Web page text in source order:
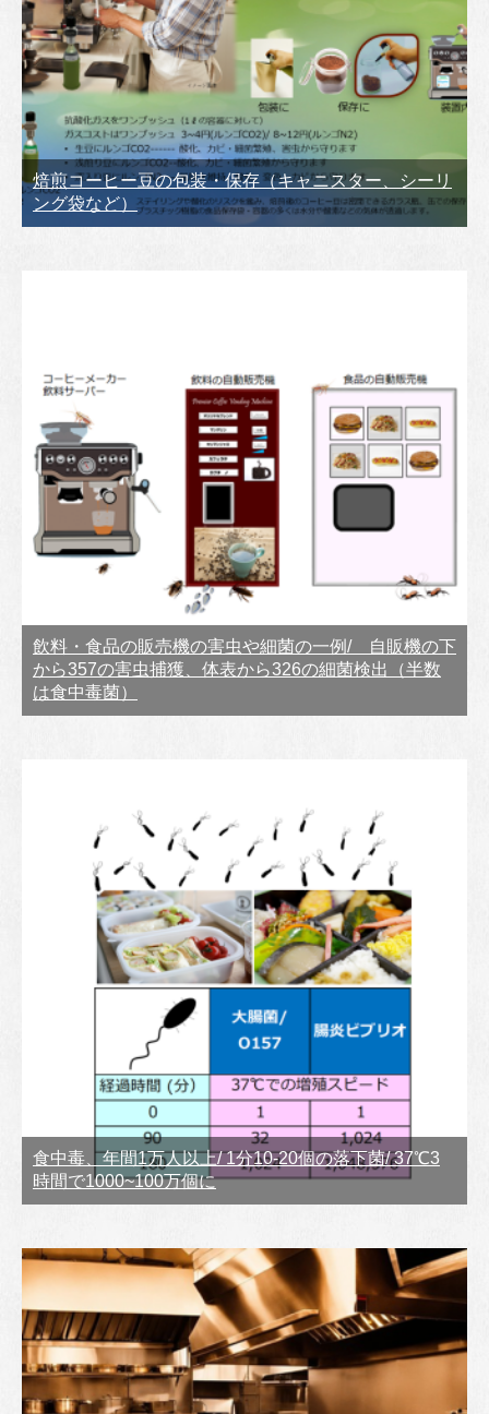
焙煎コーヒー豆の包装・保存（キャニスター、シーリ
ング袋など）
飲料・食品の販売機の害虫や細菌の一例/ 自販機の下
から357の害虫捕獲、体表から326の細菌検出（半数
は食中毒菌）
食中毒、年間1万人以上/ 1分10-20個の落下菌/ 37℃3
時間で1000~100万個に